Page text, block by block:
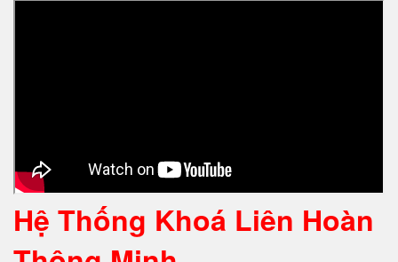
Hệ Thống Khoá Liên Hoàn